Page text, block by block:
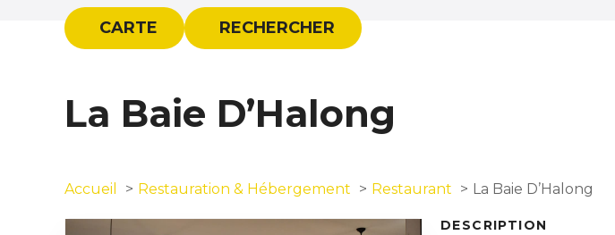
CARTE RECHERCHER
La Baie D’Halong
Accueil Restauration & Hébergement Restaurant La Baie D’Halong
DESCRIPTION